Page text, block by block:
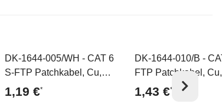
Top
DK-1644-005/WH - CAT 6
S-FTP Patchkabel, Cu,
LSZH AWG 27/7, 0,5 m,
Weiß
1,19 €*
Top
DK-1644-010/B -
FTP Patchkabel,
AWG 27/7, 1 m, Blau
1,43 €*